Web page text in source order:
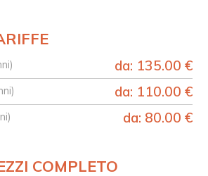
e tempo libero (circa 1h30)
Amalfi e tempo libero (circa 2h)
tipico locale (facoltativo)
Mare e tempo libero (circa 1h)
il servizio di pick-up è disponibile
da: 135.00 €
da: 110.00 €
da: 80.00 €
COMPLETO